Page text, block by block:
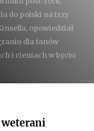
do polski na trzy
opowiedział
dla fanów
i cieniach w byciu